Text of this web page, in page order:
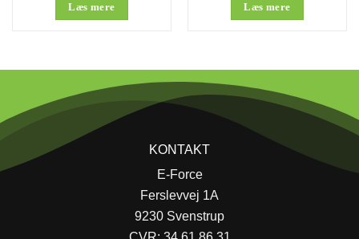
Læs mere Læs mere
KONTAKT
E-Force
Ferslevvej 1A
9230 Svenstrup